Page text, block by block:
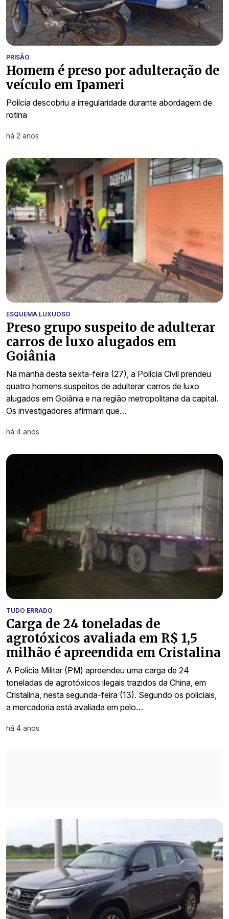
PRISÃO
Homem é preso por adulteração de
veículo em Ipameri
Polícia descobriu a irregularidade durante abordagem de
rotina
há 2 anos
ESQUEMA LUXUOSO
Preso grupo suspeito de adulterar
carros de luxo alugados em
Goiânia
Na manhã desta sexta-feira (27), a Polícia Civil prendeu
quatro homens suspeitos de adulterar carros de luxo
alugados em Goiânia e na região metropolitana da capital.
Os investigadores afirmam que…
há 4 anos
TUDO ERRADO
Carga de 24 toneladas de
agrotóxicos avaliada em R$ 1,5
milhão é apreendida em Cristalina
A Polícia Militar (PM) apreendeu uma carga de 24
toneladas de agrotóxicos ilegais trazidos da China, em
Cristalina, nesta segunda-feira (13). Segundo os policiais,
a mercadoria está avaliada em pelo…
há 4 anos